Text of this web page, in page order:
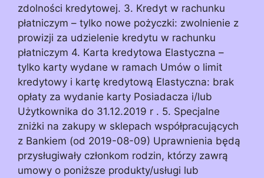
zdolności kredytowej. 3. Kredyt w rachunku
płatniczym – tylko nowe pożyczki: zwolnienie z
prowizji za udzielenie kredytu w rachunku
płatniczym 4. Karta kredytowa Elastyczna –
tylko karty wydane w ramach Umów o limit
kredytowy i kartę kredytową Elastyczna: brak
opłaty za wydanie karty Posiadacza i/lub
Użytkownika do 31.12.2019 r . 5. Specjalne
zniżki na zakupy w sklepach współpracujących
z Bankiem (od 2019-08-09) Uprawnienia będą
przysługiwały członkom rodzin, którzy zawrą
umowy o poniższe produkty/usługi lub